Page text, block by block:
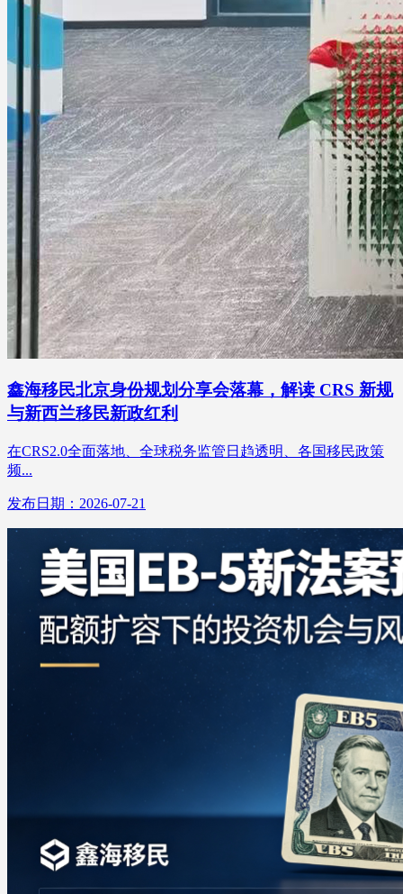
鑫海移民北京身份规划分享会落幕，解读 CRS 新规
与新西兰移民新政红利
在CRS2.0全面落地、全球税务监管日趋透明、各国移民政策
频...
发布日期：2026-07-21